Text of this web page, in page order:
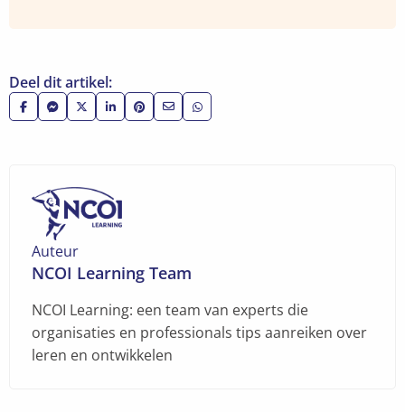
(Intersentia).
Deel dit artikel:
Deel
Deel
Deel
Deel
Deel
Deel
Deel
Auteur
NCOI Learning Team
NCOI Learning: een team van experts die
organisaties en professionals tips aanreiken over
leren en ontwikkelen